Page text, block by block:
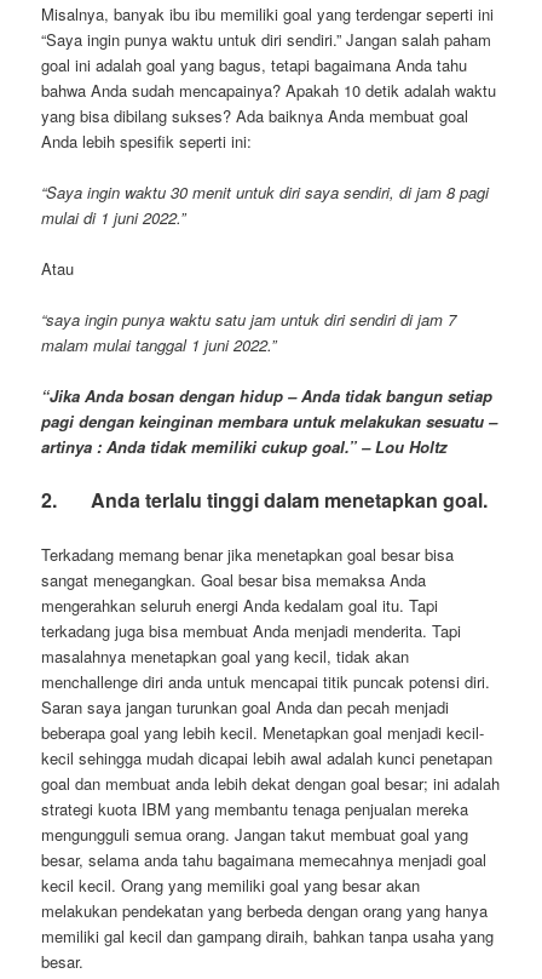
Misalnya, banyak ibu ibu memiliki goal yang terdengar seperti ini
“Saya ingin punya waktu untuk diri sendiri.” Jangan salah paham
goal ini adalah goal yang bagus, tetapi bagaimana Anda tahu
bahwa Anda sudah mencapainya? Apakah 10 detik adalah waktu
yang bisa dibilang sukses? Ada baiknya Anda membuat goal
Anda lebih spesifik seperti ini:
“Saya ingin waktu 30 menit untuk diri saya sendiri, di jam 8 pagi
mulai di 1 juni 2022.”
Atau
“saya ingin punya waktu satu jam untuk diri sendiri di jam 7
malam mulai tanggal 1 juni 2022.”
“Jika Anda bosan dengan hidup – Anda tidak bangun setiap
pagi dengan keinginan membara untuk melakukan sesuatu –
artinya : Anda tidak memiliki cukup goal.” – Lou Holtz
2.Anda terlalu tinggi dalam menetapkan goal.
Terkadang memang benar jika menetapkan goal besar bisa
sangat menegangkan. Goal besar bisa memaksa Anda
mengerahkan seluruh energi Anda kedalam goal itu. Tapi
terkadang juga bisa membuat Anda menjadi menderita. Tapi
masalahnya menetapkan goal yang kecil, tidak akan
menchallenge diri anda untuk mencapai titik puncak potensi diri.
Saran saya jangan turunkan goal Anda dan pecah menjadi
beberapa goal yang lebih kecil. Menetapkan goal menjadi kecil-
kecil sehingga mudah dicapai lebih awal adalah kunci penetapan
goal dan membuat anda lebih dekat dengan goal besar; ini adalah
strategi kuota IBM yang membantu tenaga penjualan mereka
mengungguli semua orang. Jangan takut membuat goal yang
besar, selama anda tahu bagaimana memecahnya menjadi goal
kecil kecil. Orang yang memiliki goal yang besar akan
melakukan pendekatan yang berbeda dengan orang yang hanya
memiliki gal kecil dan gampang diraih, bahkan tanpa usaha yang
besar.